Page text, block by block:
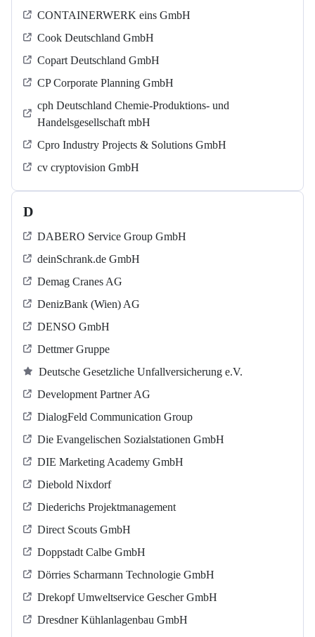
CONTAINERWERK eins GmbH
Cook Deutschland GmbH
Copart Deutschland GmbH
CP Corporate Planning GmbH
cph Deutschland Chemie-Produktions- und
Handelsgesellschaft mbH
Cpro Industry Projects & Solutions GmbH
cv cryptovision GmbH
D
DABERO Service Group GmbH
deinSchrank.de GmbH
Demag Cranes AG
DenizBank (Wien) AG
DENSO GmbH
Dettmer Gruppe
Deutsche Gesetzliche Unfallversicherung e.V.
Development Partner AG
DialogFeld Communication Group
Die Evangelischen Sozialstationen GmbH
DIE Marketing Academy GmbH
Diebold Nixdorf
Diederichs Projektmanagement
Direct Scouts GmbH
Doppstadt Calbe GmbH
Dörries Scharmann Technologie GmbH
Drekopf Umweltservice Gescher GmbH
Dresdner Kühlanlagenbau GmbH